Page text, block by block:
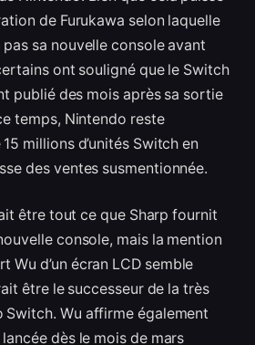
de Furukawa selon laquelle
sa nouvelle console avant
ont souligné que le Switch
publié des mois après sa sortie
temps, Nintendo reste
millions d’unités Switch en
des ventes susmentionnée.
être tout ce que Sharp fournit
console, mais la mention
Wu d’un écran LCD semble
être le successeur de la très
Wu affirme également
dès le mois de mars